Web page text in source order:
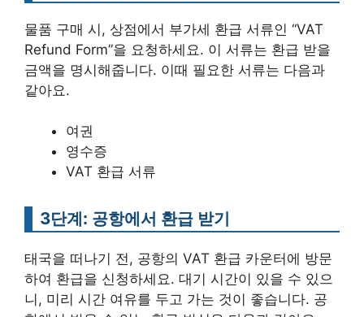
물품 구매 시, 상점에서 부가세 환급 서류인 “VAT
Refund Form”을 요청하세요. 이 서류는 환급 받을
금액을 명시해줍니다. 이때 필요한 서류는 다음과
같아요.
여권
영수증
VAT 환급 서류
3단계: 공항에서 환급 받기
태국을 떠나기 전, 공항의 VAT 환급 카운터에 방문
하여 환급을 신청하세요. 대기 시간이 있을 수 있으
니, 미리 시간 여유를 두고 가는 것이 좋습니다. 공